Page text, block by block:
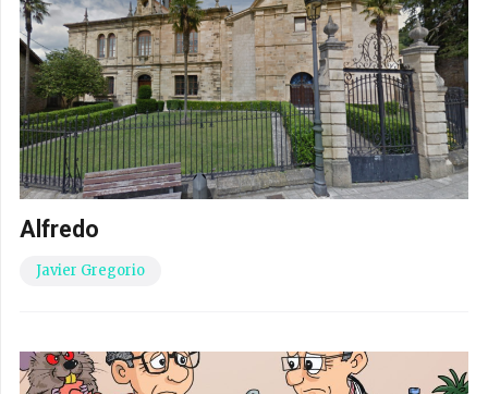
Alfredo
Javier Gregorio